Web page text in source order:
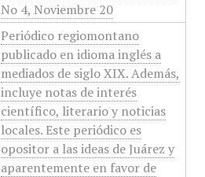
No 4, Noviembre 20
Periódico regiomontano
publicado en idioma inglés a
mediados de siglo XIX. Además,
incluye notas de interés
científico, literario y noticias
locales. Este periódico es
opositor a las ideas de Juárez y
aparentemente en favor de